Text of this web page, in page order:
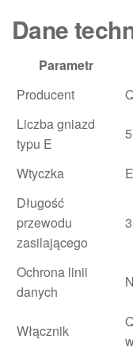
Dane
Parametr
Producent
Liczba gniazd
typu E
Wtyczka
Długość
przewodu
zasilającego
Ochrona linii
danych
Włącznik